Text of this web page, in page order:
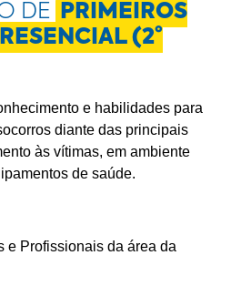
DE
PRIMEIROS
(2°
e habilidades para
diante das principais
às vítimas, em ambiente
de saúde.
e Profissionais da área da